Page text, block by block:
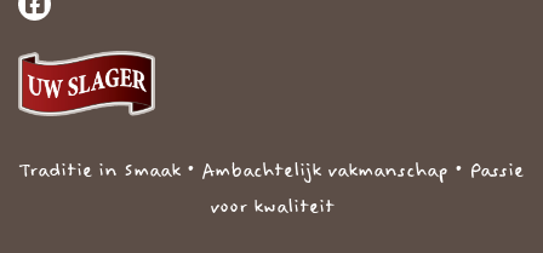
Traditie in Smaak • Ambachtelijk vakmanschap • Passie
voor kwaliteit